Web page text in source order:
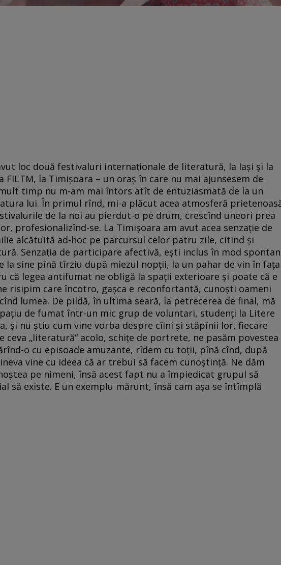
loc două festivaluri internaționale de literatură, la Iași și la
FILTM, la Timișoara – un oraș în care nu mai ajunsesem de
timp nu m-am mai întors atît de entuziasmată de la un
lui. În primul rînd, mi-a plăcut acea atmosferă
de la noi au pierdut-o pe drum, crescînd uneori prea
profesionalizînd-se. La Timișoara am avut acea senzație de
alcătuită ad-hoc pe parcursul celor patru zile, citind și
Senzația de participare afectivă, ești inclus în mod
la sine pînă tîrziu după miezul nopții, la un pahar de vin în fața
că legea antifumat ne obligă la spații exterioare și poate că e
risipim care încotro, gașca e reconfortantă, cunoști oameni
lumea. De pildă, în ultima seară, la petrecerea de final, mă
de fumat într-un mic grup de voluntari, studenți la Litere
și nu știu cum vine vorba despre cîini și stăpînii lor, fiecare
ceva „literatură“ acolo, schițe de portrete, ne pasăm povestea
o cu episoade amuzante, rîdem cu toții, pînă cînd, după
vine cu ideea că ar trebui să facem cunoștință. Ne dăm
pe nimeni, însă acest fapt nu a împiedicat grupul să
să existe. E un exemplu mărunt, însă cam așa se întîmplă